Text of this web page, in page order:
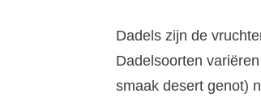
Dadels zijn de
Dadelsoorten
smaak desert genot)